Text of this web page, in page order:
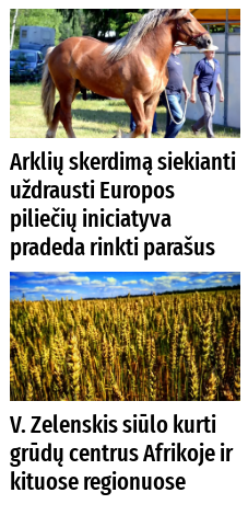
Arklių skerdimą siekianti
uždrausti Europos
piliečių iniciatyva
pradeda rinkti parašus
V. Zelenskis siūlo kurti
grūdų centrus Afrikoje ir
kituose regionuose